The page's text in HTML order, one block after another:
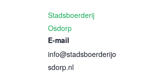
Stadsboerderij
Osdorp
E-mail
info@stadsboerderijo
sdorp.nl